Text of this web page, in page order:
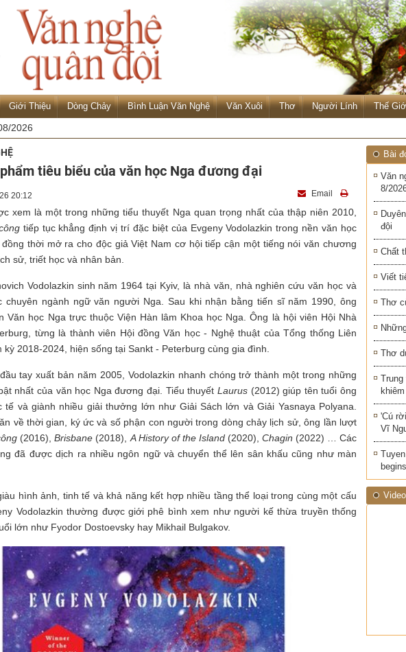
Giới Thiệu Dòng Chảy Bình Luận Văn Nghệ Văn Xuôi Thơ Người Lính Thế
2026
tiêu biểu của văn học Nga đương đại
20:12 Email
xem là một trong những tiểu thuyết Nga quan trọng nhất của thập niên 2010,
tiếp tục khẳng định vị trí đặc biệt của Evgeny Vodolazkin trong nền văn học
thời mở ra cho độc giả Việt Nam cơ hội tiếp cận một tiếng nói văn chương
sử, triết học và nhân bản.
Vodolazkin sinh năm 1964 tại Kyiv, là nhà văn, nhà nghiên cứu văn học và
chuyên ngành ngữ văn người Nga. Sau khi nhận bằng tiến sĩ năm 1990, ông
Văn học Nga trực thuộc Viện Hàn lâm Khoa học Nga. Ông là hội viên Hội Nhà
từng là thành viên Hội đồng Văn học - Nghệ thuật của Tổng thống Liên
kỳ 2018-2024, hiện sống tại Sankt - Peterburg cùng gia đình.
tay xuất bản năm 2005, Vodolazkin nhanh chóng trở thành một trong những
nhất của văn học Nga đương đại. Tiểu thuyết Laurus (2012) giúp tên tuổi ông
tế và giành nhiều giải thưởng lớn như Giải Sách lớn và Giải Yasnaya Polyana.
về thời gian, ký ức và số phận con người trong dòng chảy lịch sử, ông lần lượt
(2016),Brisbane (2018),A History of the Island(2020), Chagin (2022) … Các
đã được dịch ra nhiều ngôn ngữ và chuyển thể lên sân khấu cũng như màn
hình ảnh, tinh tế và khả năng kết hợp nhiều tầng thể loại trong cùng một cấu
Vodolazkin thường được giới phê bình xem như người kế thừa truyền thống
lớn như Fyodor Dostoevsky hay Mikhail Bulgakov.
Bài
Văn
8/
đội
Chất
Viết
Thơ
Thơ
'Cú
Vĩ
Video